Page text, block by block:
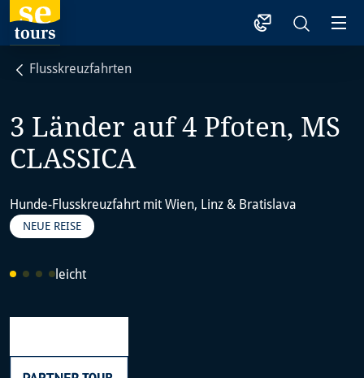
1
Flusskreuzfahrten
3 Länder auf 4 Pfoten, MS
CLASSICA
Hunde-Flusskreuzfahrt mit Wien, Linz & Bratislava
NEUE REISE
leicht